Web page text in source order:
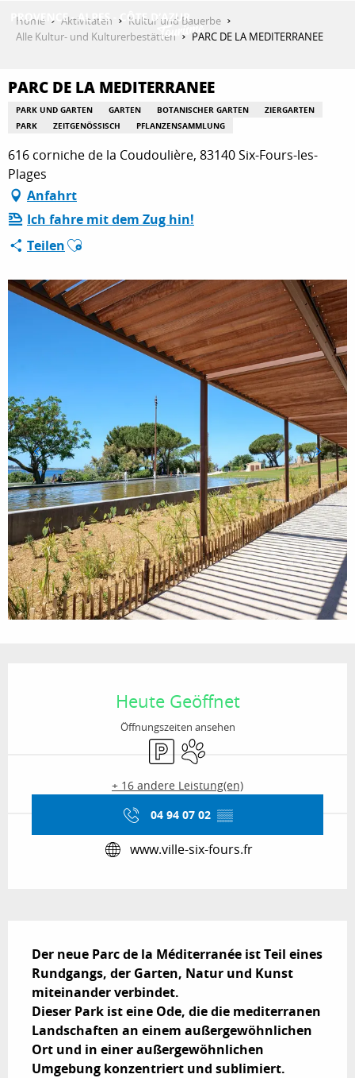
AKTIVITÄTEN
AUFENTHALT
ESPACE PRO
Home Aktivitäten
Kultur und Bauerbe
Alle Kultur- und Kulturerbestätten
PARC DE LA MEDITERRANEE
PARC DE LA MEDITERRANEE
PARK UND GARTEN GARTEN BOTANISCHER GARTEN
ZIERGARTEN
PARK
ZEITGENÖSSISCH PFLANZENSAMMLUNG
616 corniche de la Coudoulière, 83140 Six-Fours-les-
Plages
Anfahrt
Ich fahre mit dem Zug hin!
TeilenAjouter aux favoris
Heute Geöffnet
Öffnungszeiten ansehen
ParkplatzTiere erlaubt
+ 16 andere Leistung(en)
04 94 07 02 ▒▒
www.ville-six-fours.fr
Der neue Parc de la Méditerranée ist Teil eines
Rundgangs, der Garten, Natur und Kunst
miteinander verbindet.
Dieser Park ist eine Ode, die die mediterranen
Landschaften an einem außergewöhnlichen
Ort und in einer außergewöhnlichen
Umgebung konzentriert und sublimiert.